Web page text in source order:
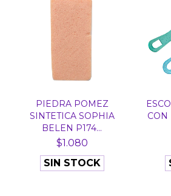
PIEDRA POMEZ
SINTETICA SOPHIA
BELEN P174...
$1.080
SIN STOCK
CON